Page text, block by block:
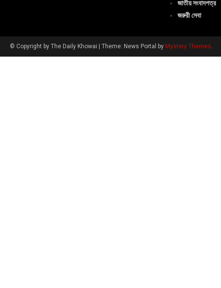
জাতীয় সংবাদপত্র
জরুরী সেবা
© Copyright by The Daily Khowai Theme: News Portal by Mystery Themes.